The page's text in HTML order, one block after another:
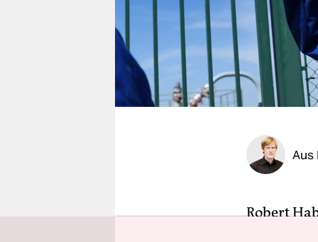
fragen & hilfe
unterstützen
abo
Aus
Robert